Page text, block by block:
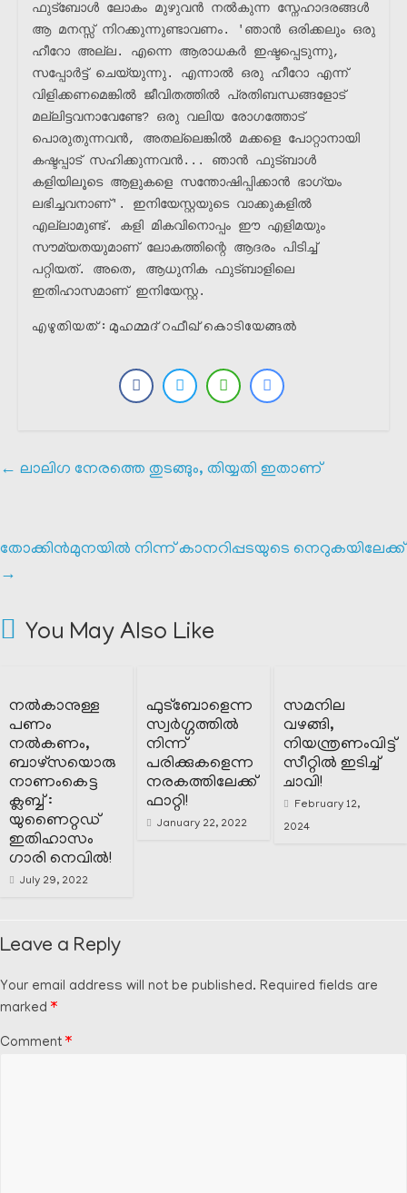
ഫുട്ബോൾ ലോകം മുഴുവൻ നൽകുന്ന സ്നേഹാദരങ്ങൾ
ആ മനസ്സ് നിറക്കുന്നുണ്ടാവണം. 'ഞാൻ ഒരിക്കലും ഒരു
ഹീറോ അല്ല. എന്നെ ആരാധകർ ഇഷ്ടപ്പെടുന്നു,
സപ്പോർട്ട് ചെയ്യുന്നു. എന്നാൽ ഒരു ഹീറോ എന്ന്
വിളിക്കണമെങ്കിൽ ജീവിതത്തിൽ പ്രതിബന്ധങ്ങളോട്
മല്ലിട്ടവനാവേണ്ടേ? ഒരു വലിയ രോഗത്തോട്
പൊരുതുന്നവൻ, അതല്ലെങ്കിൽ മക്കളെ പോറ്റാനായി
കഷ്ടപ്പാട് സഹിക്കുന്നവൻ... ഞാൻ ഫുട്ബാൾ
കളിയിലൂടെ ആളുകളെ സന്തോഷിപ്പിക്കാൻ ഭാഗ്യം
ലഭിച്ചവനാണ്'. ഇനിയേസ്റ്റയുടെ വാക്കുകളിൽ
എല്ലാമുണ്ട്. കളി മികവിനൊപ്പം ഈ എളിമയും
സൗമ്യതയുമാണ് ലോകത്തിന്റെ ആദരം പിടിച്ച്
പറ്റിയത്. അതെ, ആധുനിക ഫുട്ബാളിലെ
ഇതിഹാസമാണ് ഇനിയേസ്റ്റ.
എഴുതിയത് : മുഹമ്മദ്‌ റഫീഖ് കൊടിയേങ്ങൽ
← ലാലിഗ നേരത്തെ തുടങ്ങും, തിയ്യതി ഇതാണ്
തോക്കിൻമുനയിൽ നിന്ന് കാനറിപ്പടയുടെ നെറുകയിലേക്ക്
→
You May Also Like
നൽകാനുള്ള
പണം
നൽകണം,
ബാഴ്സയൊരു
നാണംകെട്ട
ക്ലബ്ബ് :
യുണൈറ്റഡ്
ഇതിഹാസം
ഗാരി നെവിൽ!
July 29, 2022
ഫുട്ബോളെന്ന
സ്വർഗ്ഗത്തിൽ
നിന്ന്
പരിക്കുകളെന്ന
നരകത്തിലേക്ക്
ഫാറ്റി!
January 22, 2022
സമനില
വഴങ്ങി,
നിയന്ത്രണംവിട്ട്
സീറ്റിൽ ഇടിച്ച്
ചാവി!
February 12,
2024
Leave a Reply
Your email address will not be published. Required fields are
marked *
Comment *